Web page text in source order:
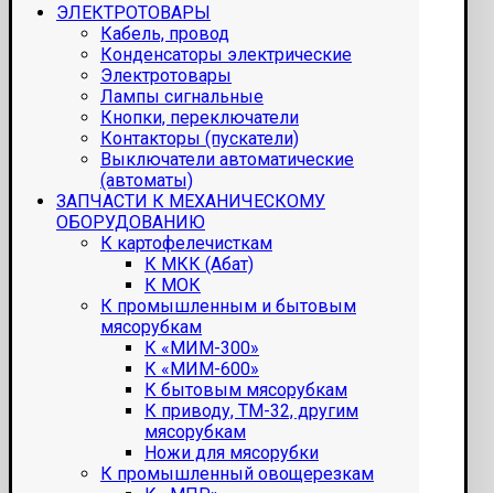
ЭЛЕКТРОТОВАРЫ
Кабель, провод
Конденсаторы электрические
Электротовары
Лампы сигнальные
Кнопки, переключатели
Контакторы (пускатели)
Выключатели автоматические
(автоматы)
ЗАПЧАСТИ К МЕХАНИЧЕСКОМУ
ОБОРУДОВАНИЮ
К картофелечисткам
К МКК (Абат)
К МОК
К промышленным и бытовым
мясорубкам
К «МИМ-300»
К «МИМ-600»
К бытовым мясорубкам
К приводу, ТМ-32, другим
мясорубкам
Ножи для мясорубки
К промышленный овощерезкам